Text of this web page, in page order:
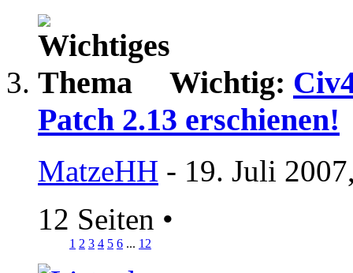
Wichtig:
Patch 2.13 erschienen!
MatzeHH - 19. Juli
12 Seiten •
1 2 3 4 5 6 ... 12